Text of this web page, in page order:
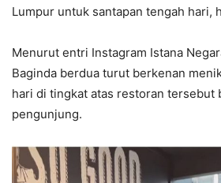
Lumpur untuk santapan tengah hari,
Menurut entri Instagram Istana
Baginda berdua turut berkenan
hari di tingkat atas restoran tersebut
pengunjung.